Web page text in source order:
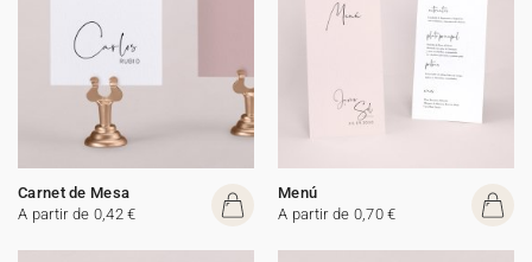
Carnet de Mesa
A partir de 0,42 €
Menú
A partir de 0,70 €